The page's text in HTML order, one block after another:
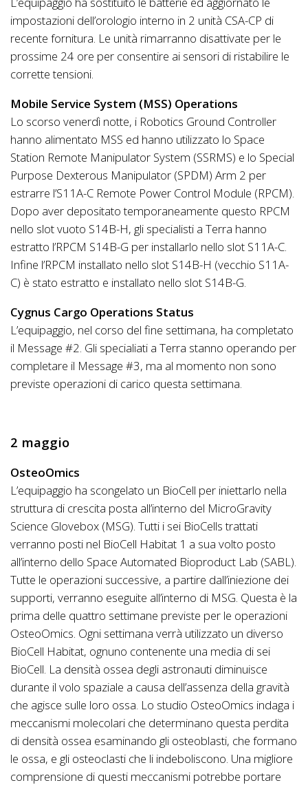
impostazioni dell’orologio interno in 2 unità CSA-CP di
recente fornitura. Le unità rimarranno disattivate per le
prossime 24 ore per consentire ai sensori di ristabilire le
corrette tensioni.
Mobile Service System (MSS) Operations
Lo scorso venerdì notte, i Robotics Ground Controller
hanno alimentato MSS ed hanno utilizzato lo Space
Station Remote Manipulator System (SSRMS) e lo Special
Purpose Dexterous Manipulator (SPDM) Arm 2 per
estrarre l’S11A-C Remote Power Control Module (RPCM).
Dopo aver depositato temporaneamente questo RPCM
nello slot vuoto S14B-H, gli specialisti a Terra hanno
estratto l’RPCM S14B-G per installarlo nello slot S11A-C.
Infine l’RPCM installato nello slot S14B-H (vecchio S11A-
C) è stato estratto e installato nello slot S14B-G.
Cygnus Cargo Operations Status
L’equipaggio, nel corso del fine settimana, ha completato
il Message #2. Gli specialiati a Terra stanno operando per
completare il Message #3, ma al momento non sono
previste operazioni di carico questa settimana.
2 maggio
OsteoOmics
L’equipaggio ha scongelato un BioCell per iniettarlo nella
struttura di crescita posta all’interno del MicroGravity
Science Glovebox (MSG). Tutti i sei BioCells trattati
verranno posti nel BioCell Habitat 1 a sua volto posto
all’interno dello Space Automated Bioproduct Lab (SABL).
Tutte le operazioni successive, a partire dall’iniezione dei
supporti, verranno eseguite all’interno di MSG. Questa è la
prima delle quattro settimane previste per le operazioni
OsteoOmics. Ogni settimana verrà utilizzato un diverso
BioCell Habitat, ognuno contenente una media di sei
BioCell. La densità ossea degli astronauti diminuisce
durante il volo spaziale a causa dell’assenza della gravità
che agisce sulle loro ossa. Lo studio OsteoOmics indaga i
meccanismi molecolari che determinano questa perdita
di densità ossea esaminando gli osteoblasti, che formano
le ossa, e gli osteoclasti che li indeboliscono. Una migliore
comprensione di questi meccanismi potrebbe portare